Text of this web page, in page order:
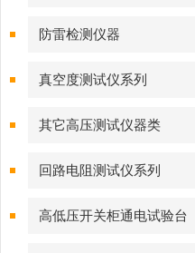
防雷检测仪器
真空度测试仪系列
其它高压测试仪器类
回路电阻测试仪系列
高低压开关柜通电试验台